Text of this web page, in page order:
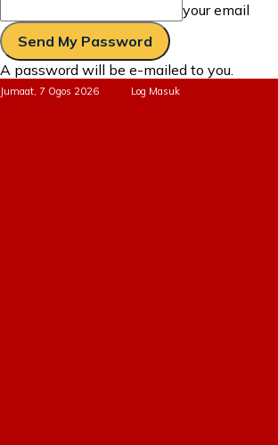
your email
A password will be e-mailed to you.
Jumaat, 7 Ogos 2026 Log Masuk